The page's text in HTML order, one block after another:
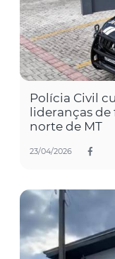
Polícia Civil
lideranças
norte de MT
23/04/2026